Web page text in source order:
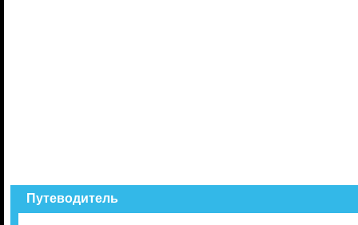
Путеводитель